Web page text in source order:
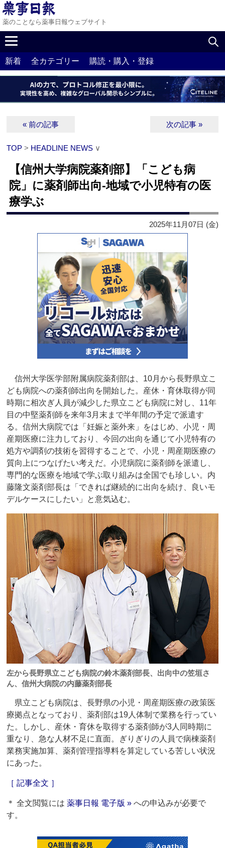
薬のことなら薬事日報ウェブサイト
新着 全カテゴリー 購読・購入・登録
« 前の記事 次の記事 »
TOP > HEADLINE NEWS ∨
【信州大学病院薬剤部】「こども病
院」に薬剤師出向‐地域で小児特有の医
療学ぶ
2025年11月07日 (金)
信州大学医学部附属病院薬剤部は、10月から長野県立こ
ども病院への薬剤師出向を開始した。産休・育休取得が同
時期に相次ぎ人員が減少した県立こども病院に対し、11年
目の中堅薬剤師を来年3月末まで半年間の予定で派遣す
る。信州大病院では「妊娠と薬外来」をはじめ、小児・周
産期医療に注力しており、今回の出向を通じて小児特有の
処方や調剤の技術を習得することで、小児・周産期医療の
質向上につなげたい考えだ。小児病院に薬剤師を派遣し、
専門的な医療を地域で学ぶ取り組みは全国でも珍しい。内
藤隆文薬剤部長は「できれば継続的に出向を続け、良いモ
デルケースにしたい」と意気込む。
左から長野県立こども病院の鈴木薬剤部長、出向中の笠垣さ
ん、信州大病院の内藤薬剤部長
県立こども病院は、長野県の小児・周産期医療の政策医
療拠点となっており、薬剤部は19人体制で業務を行ってい
た。しかし、産休・育休を取得する薬剤師が3人同時期に
重なり、急な人材不足に直面。ぎりぎりの人員で病棟薬剤
業務実施加算、薬剤管理指導料を算定している苦しい状況
にあった。
［ 記事全文 ］
＊ 全文閲覧には薬事日報 電子版 » への申込みが必要で
す。